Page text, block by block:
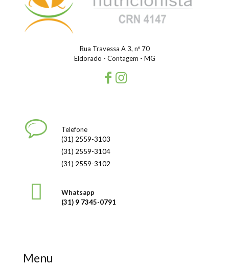
Rua Travessa A 3, nº 70
Eldorado - Contagem - MG
Telefone
(31) 2559-3103
(31) 2559-3104
(31) 2559-3102
Whatsapp
(31) 9 7345-0791
Menu